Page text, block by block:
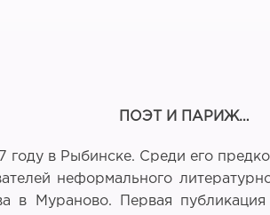
ПОЭТ И ПАРИЖ…
году в Рыбинске. Среди его
неформального
в Мураново. Первая